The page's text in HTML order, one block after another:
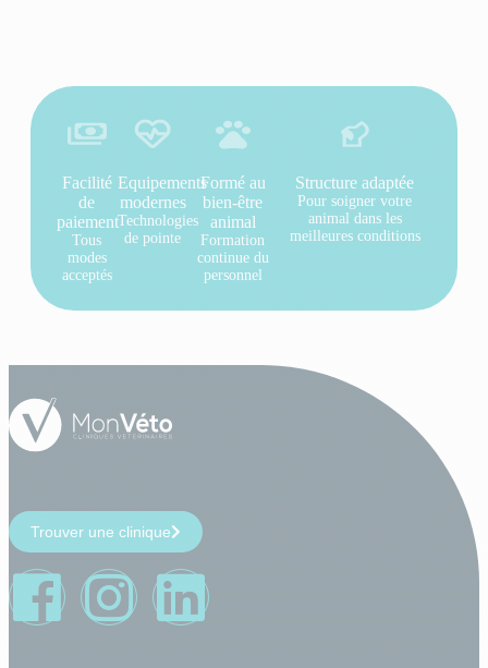
Facilité
de
paiement
Tous
modes
acceptés
Equipements
modernes
Technologies
de pointe
Formé au
bien-être
animal
Formation
continue du
personnel
Structure adaptée
Pour soigner votre
animal dans les
meilleures conditions
Trouver une clinique